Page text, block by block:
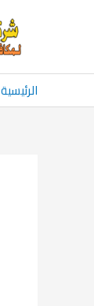
الرئيسية